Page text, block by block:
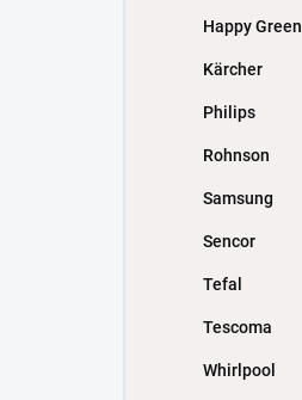
Happy Green
Kärcher
Philips
Rohnson
Samsung
Sencor
Tefal
Tescoma
Whirlpool